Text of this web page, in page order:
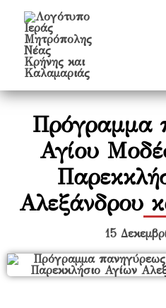
Πρόγραμμα
Αγίου
Αλεξάνδρου
15